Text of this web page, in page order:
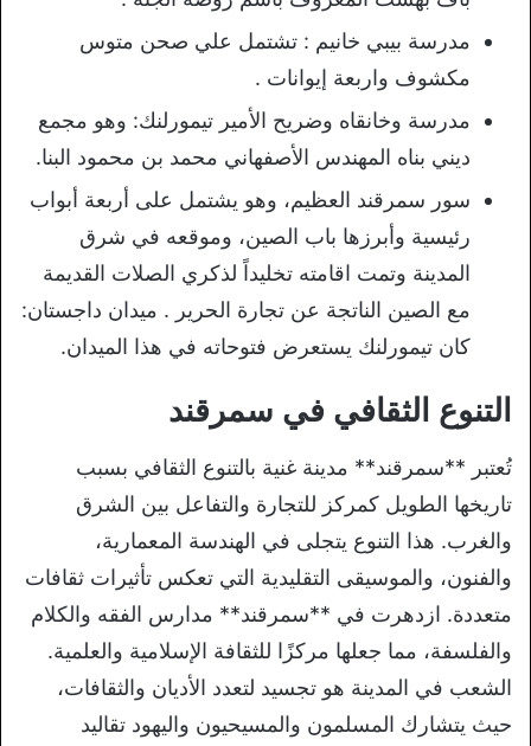
مدرسة بيبي خانيم : تشتمل علي صحن متوس
مكشوف واربعة إيوانات .
مدرسة وخانقاه وضريح الأمير تيمورلنك: وهو مجمع
ديني بناه المهندس الأصفهاني محمد بن محمود البنا.
سور سمرقند العظيم، وهو يشتمل على أربعة أبواب
رئيسية وأبرزها باب الصين، وموقعه في شرق
المدينة وتمت اقامته تخليداً لذكري الصلات القديمة
مع الصين الناتجة عن تجارة الحرير . ميدان داجستان:
كان تيمورلنك يستعرض فتوحاته في هذا الميدان.
التنوع الثقافي في سمرقند
تُعتبر **سمرقند** مدينة غنية بالتنوع الثقافي بسبب
تاريخها الطويل كمركز للتجارة والتفاعل بين الشرق
والغرب. هذا التنوع يتجلى في الهندسة المعمارية،
والفنون، والموسيقى التقليدية التي تعكس تأثيرات ثقافات
متعددة. ازدهرت في **سمرقند** مدارس الفقه والكلام
والفلسفة، مما جعلها مركزًا للثقافة الإسلامية والعلمية.
الشعب في المدينة هو تجسيد لتعدد الأديان والثقافات،
حيث يتشارك المسلمون والمسيحيون واليهود تقاليد